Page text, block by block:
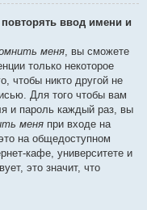
ввод имени и
меня, вы сможете
только некоторое
чтобы никто другой не
Для того чтобы вам
и пароль каждый раз, вы
меня при входе на
на общедоступном
кафе, университете и
это значит, что